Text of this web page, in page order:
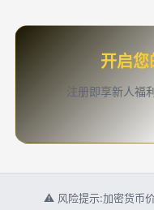
开启您
注册即享新人福
⚠ 风险提示:加密货币